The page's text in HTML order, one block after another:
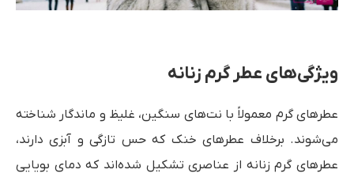
ویژگی‌های عطر گرم زنانه
عطرهای گرم معمولاً با نت‌های سنگین، غلیظ و ماندگار شناخته
می‌شوند. برخلاف عطرهای خنک که حس تازگی و آبزی دارند،
عطرهای گرم زنانه از عناصری تشکیل شده‌اند که دمای بویایی